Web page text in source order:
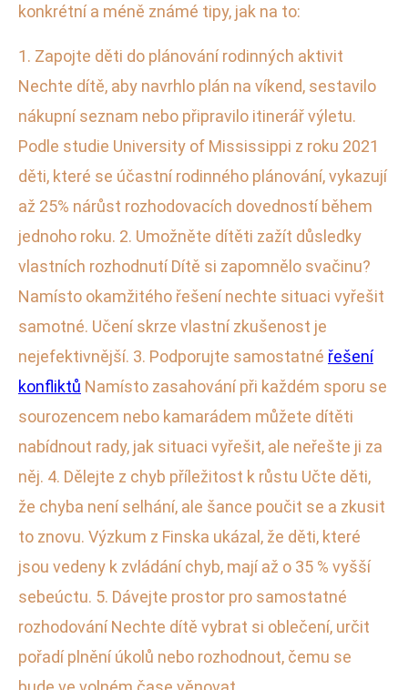
konkrétní a méně známé tipy, jak na to:
1. Zapojte děti do plánování rodinných aktivit
Nechte dítě, aby navrhlo plán na víkend, sestavilo
nákupní seznam nebo připravilo itinerář výletu.
Podle studie University of Mississippi z roku 2021
děti, které se účastní rodinného plánování, vykazují
až 25% nárůst rozhodovacích dovedností během
jednoho roku. 2. Umožněte dítěti zažít důsledky
vlastních rozhodnutí Dítě si zapomnělo svačinu?
Namísto okamžitého řešení nechte situaci vyřešit
samotné. Učení skrze vlastní zkušenost je
nejefektivnější. 3. Podporujte samostatné řešení
konfliktů Namísto zasahování při každém sporu se
sourozencem nebo kamarádem můžete dítěti
nabídnout rady, jak situaci vyřešit, ale neřešte ji za
něj. 4. Dělejte z chyb příležitost k růstu Učte děti,
že chyba není selhání, ale šance poučit se a zkusit
to znovu. Výzkum z Finska ukázal, že děti, které
jsou vedeny k zvládání chyb, mají až o 35 % vyšší
sebeúctu. 5. Dávejte prostor pro samostatné
rozhodování Nechte dítě vybrat si oblečení, určit
pořadí plnění úkolů nebo rozhodnout, čemu se